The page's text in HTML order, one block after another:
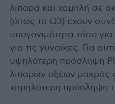
λιπαρά και χαμηλή σε
(όπως τα Ω3) έχουν
υπογονιμότητα τόσο
για τις γυναίκες. Για
υψηλότερη πρόσληψη
λιπαρών οξέων μακράς
χαμηλότερη πρόσληψη